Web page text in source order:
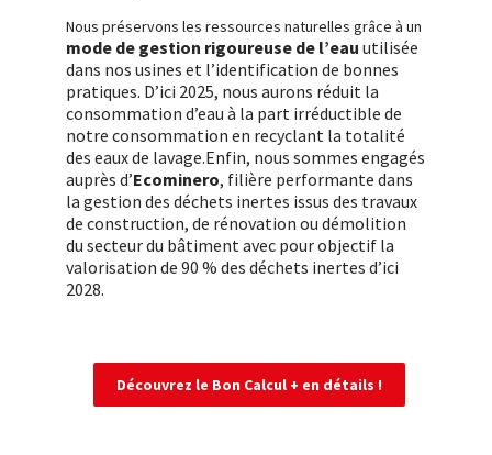
Nous préservons les ressources naturelles grâce à un
mode de gestion rigoureuse de l’eau utilisée
dans nos usines et l’identification de bonnes
pratiques. D’ici 2025, nous aurons réduit la
consommation d’eau à la part irréductible de
notre consommation en recyclant la totalité
des eaux de lavage.Enfin, nous sommes engagés
auprès d’Ecominero, filière performante dans
la gestion des déchets inertes issus des travaux
de construction, de rénovation ou démolition
du secteur du bâtiment avec pour objectif la
valorisation de 90 % des déchets inertes d’ici
2028.
Découvrez le Bon Calcul + en détails !